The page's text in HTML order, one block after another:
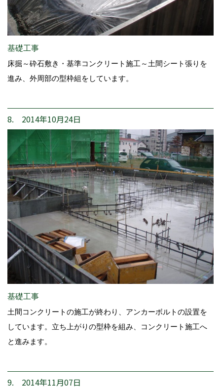
基礎工事
床掘～砕石敷き・基準コンクリート施工～土間シート張りを
進み、外周部の型枠組をしています。
8. 2014年10月24日
基礎工事
土間コンクリートの施工が終わり、アンカーボルトの設置を
しています。立ち上がりの型枠を組み、コンクリート施工へ
と進みます。
9. 2014年11月07日